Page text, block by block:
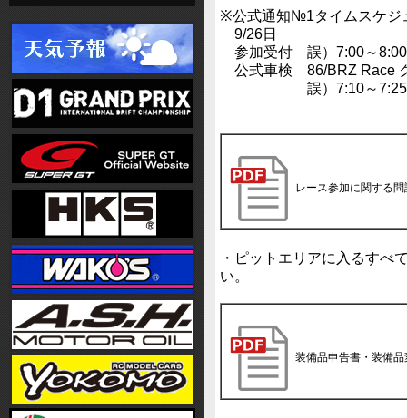
※公式通知№1タイムスケ
9/26日
参加受付 誤）7:00～
公式車検 86/BRZ Race
誤）7:10～7:25 →
レース参加に関する問
・ピットエリアに入るすべ
い。
装備品申告書・装備